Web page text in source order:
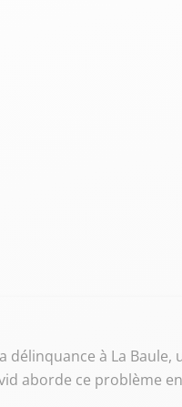
délinquance à La
aborde ce problème